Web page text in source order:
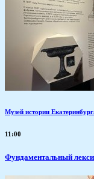
Музей истории
11:00
Фундаментальный